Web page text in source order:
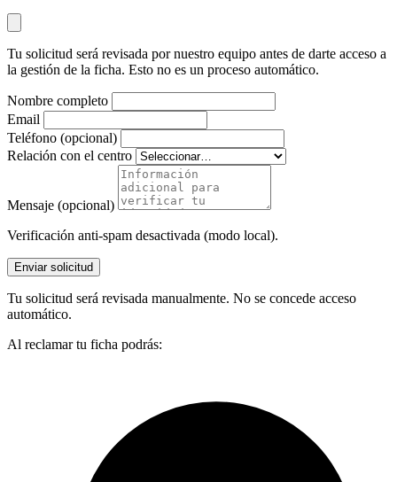
Tu solicitud será revisada por nuestro equipo antes de darte acceso a
la gestión de la ficha. Esto no es un proceso automático.
Nombre completo
Email
Teléfono (opcional)
Relación con el centro
Mensaje (opcional)
Verificación anti-spam desactivada (modo local).
Enviar solicitud
Tu solicitud será revisada manualmente. No se concede acceso
automático.
Al reclamar tu ficha podrás: